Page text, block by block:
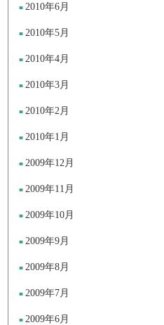
2010年6月
2010年5月
2010年4月
2010年3月
2010年2月
2010年1月
2009年12月
2009年11月
2009年10月
2009年9月
2009年8月
2009年7月
2009年6月